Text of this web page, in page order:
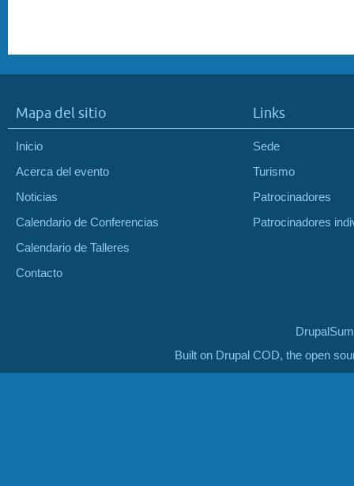
Mapa del sitio
Inicio
Acerca del evento
Noticias
Calendario de Conferencias
Calendario de Talleres
Contacto
Links
Sede
Turismo
Patrocinadores
Patrocinadores
Built on Drupal COD, the open